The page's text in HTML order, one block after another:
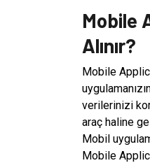
Mobile
Alınır?
Mobile
verilerinizi
araç haline
Mobil
Mobile